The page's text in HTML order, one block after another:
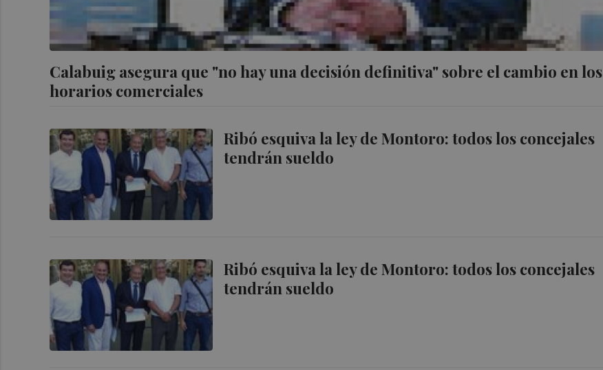
Calabuig asegura que "no hay una decisión definitiva" sobre el cambio en los
horarios comerciales
Ribó esquiva la ley de Montoro: todos los concejales
tendrán sueldo
Ribó esquiva la ley de Montoro: todos los concejales
tendrán sueldo